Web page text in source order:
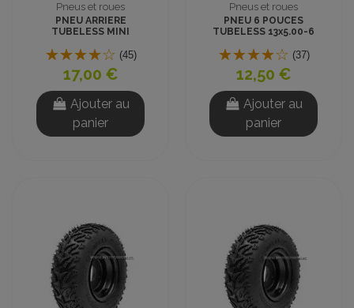
Pneus et roues
PNEU ARRIERE
TUBELESS MINI
pouces 13x5.00-6
(45)
17,00 €
Ajouter au
panier
Pneus et roues
PNEU 6 POUCES
TUBELESS 13x5.00-6
(37)
12,50 €
Ajouter au
panier